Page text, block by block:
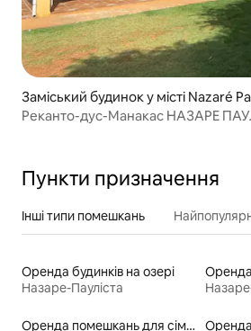
Заміський будинок у місті Nazaré
Реканто-дус-Манакас
Пункти призначення
Інші типи помешкань
Оренда будинків на озері
Назаре-Пауліста
Оренда помешкань для сімей